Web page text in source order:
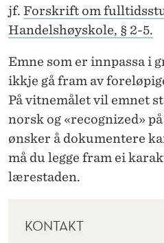
jf. Forskrift om
Handelshøyskole, § 2-5.
Emne som er innpassa i
ikkje gå fram av
På vitnemålet vil emnet
norsk og «recognized»
ønsker å dokumentere
må du legge fram ei
lærestaden.
KONTAKT